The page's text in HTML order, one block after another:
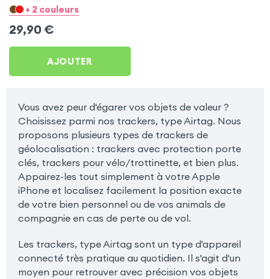
Apple pour Apple iPhone
+ 2 couleurs
29,90 €
AJOUTER
Vous avez peur d'égarer vos objets de valeur ?
Choisissez parmi nos trackers, type Airtag. Nous
proposons plusieurs types de trackers de
géolocalisation : trackers avec protection porte
clés, trackers pour vélo/trottinette, et bien plus.
Appairez-les tout simplement à votre Apple
iPhone et localisez facilement la position exacte
de votre bien personnel ou de vos animals de
compagnie en cas de perte ou de vol.
Les trackers, type Airtag sont un type d'appareil
connecté très pratique au quotidien. Il s'agit d'un
moyen pour retrouver avec précision vos objets